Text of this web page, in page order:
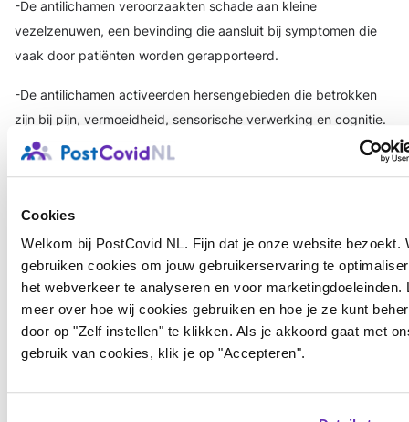
Cookies
Welkom bij PostCovid NL. Fijn dat je onze website bezoekt.
gebruiken cookies om jouw gebruikerservaring te
het webverkeer te analyseren en voor marketingdoeleinden.
meer over hoe wij cookies gebruiken en hoe je ze kunt
door op "Zelf instellen" te klikken. Als je akkoord gaat met
gebruik van cookies, klik je op "Accepteren".
-De antilichamen veroorzaakten schade aan kleine
vezelzenuwen, een bevinding die aansluit bij symptomen die
vaak door patiënten worden gerapporteerd.
-De antilichamen activeerden hersengebieden die betrokken
zijn bij pijn, vermoeidheid, sensorische verwerking en cognitie.
/2
Els 1 maand geleden
Long COVID wordt steeds meer erkend als een biologisch
heterogene, multisysteemziekte met een grote variabiliteit in
symptoomexpressie en respons op de behandeling. Hoewel